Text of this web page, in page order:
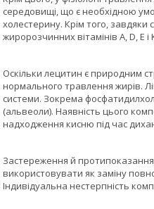
середовищі, що є необхідною
холестерину. Крім того,
жиророзчинних вітамінів А, D, E і
Оскільки лецитин є природним
нормального травлення жирів.
системи. Зокрема
(альвеоли). Наявність цього
надходження кисню під час
Застереження й
використовувати як заміну
Індивідуальна нестерпність